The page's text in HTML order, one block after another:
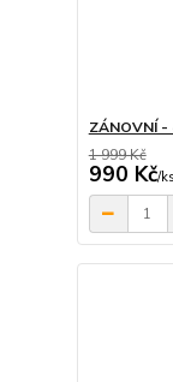
ZÁNOVNÍ
1 999 Kč
990 Kč/ks